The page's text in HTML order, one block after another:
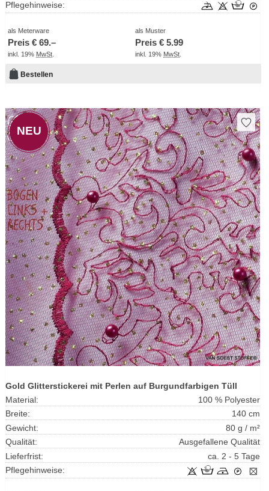
Pflegehinweise:
als Meterware
Preis € 69.–
inkl. 19% MwSt.
als Muster
Preis €5.99
inkl. 19% MwSt.
Bestellen
NEU
Gold Glitterstickerei mit Perlen auf Burgundfarbigen Tüll
Material:
100 % Polyester
Breite:
140 cm
Gewicht:
80 g / m²
Qualität:
Ausgefallene Qualität
Lieferfrist:
ca. 2 - 5 Tage
Pflegehinweise: